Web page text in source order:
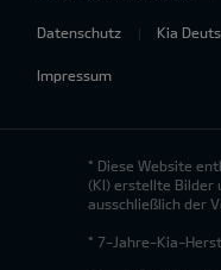
Datenschutz Kia
Impressum
* Diese Website
(KI) erstellte Bilder
ausschließlich der
* 7-Jahre-Kia-